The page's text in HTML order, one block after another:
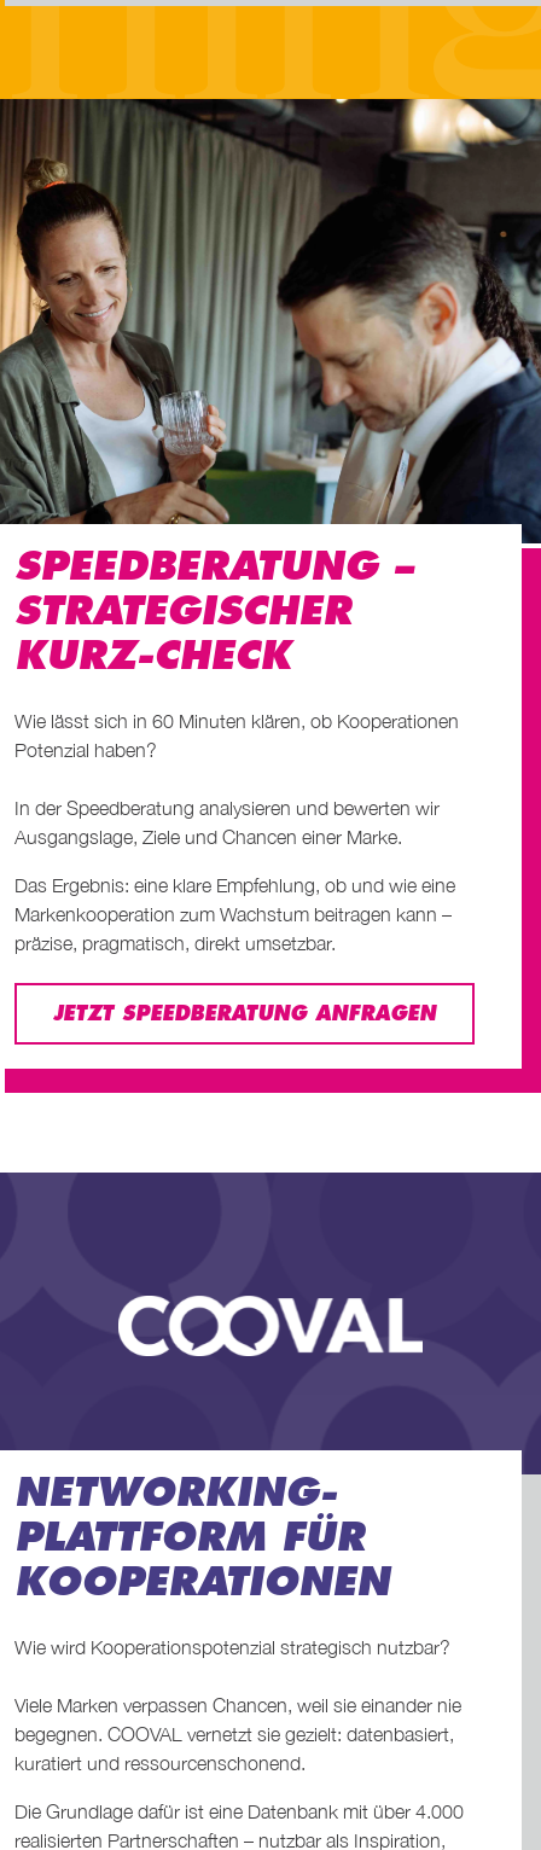
SPEEDBERATUNG –
STRATEGISCHER
KURZ-CHECK
Wie lässt sich in 60 Minuten klären, ob Kooperationen
Potenzial haben?
In der Speedberatung analysieren und bewerten wir
Ausgangslage, Ziele und Chancen einer Marke.
Das Ergebnis: eine klare Empfehlung, ob und wie eine
Markenkooperation zum Wachstum beitragen kann –
präzise, pragmatisch, direkt umsetzbar.
JETZT SPEEDBERATUNG ANFRAGEN
NETWORKING-
PLATTFORM FÜR
KOOPERATIONEN
Wie wird Kooperationspotenzial strategisch nutzbar?
Viele Marken verpassen Chancen, weil sie einander nie
begegnen. COOVAL vernetzt sie gezielt: datenbasiert,
kuratiert und ressourcenschonend.
Die Grundlage dafür ist eine Datenbank mit über 4.000
realisierten Partnerschaften – nutzbar als Inspiration,